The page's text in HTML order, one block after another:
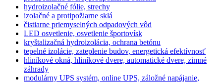
hydroizolačné fólie, strechy
izolačné a protipožiarne sklá
čistiarne priemyselných odpadových vôd
LED osvetlenie, osvetlenie športovísk
kryštalizačná hydroizolácia, ochrana betónu
tepelné izolácie, zateplenie budov, energetická efektívnosť
hliníkové okná, hliníkové dvere, automatické dvere, zimné
záhrady
modulárny UPS systém, online UPS, záložné napájanie,